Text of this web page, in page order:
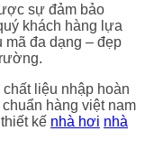
sự đảm bảo
khách hàng lựa
đa dạng – đẹp
liệu nhập hoàn
hàng việt nam
kế nhà hơi nhà